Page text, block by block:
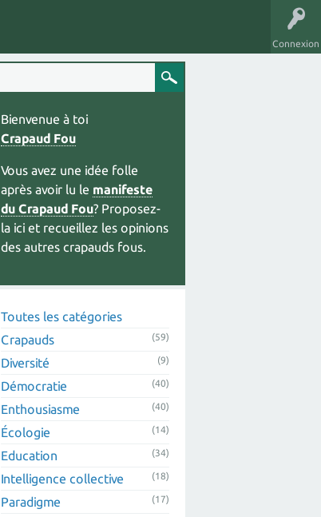
Connexion
Bienvenue à toi
Crapaud Fou
Vous avez une idée folle
après avoir lu le manifeste
du Crapaud Fou? Proposez-
la ici et recueillez les opinions
des autres crapauds fous.
Toutes les catégories
Crapauds
(59)
Diversité (9)
Démocratie (40)
Enthousiasme (40)
Écologie (14)
Education (34)
Intelligence collective (18)
Paradigme (17)